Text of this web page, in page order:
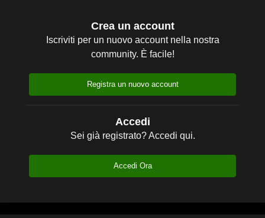
Crea un account
Iscriviti per un nuovo account nella nostra
community. È facile!
Registra un nuovo account
Accedi
Sei già registrato? Accedi qui.
Accedi Ora